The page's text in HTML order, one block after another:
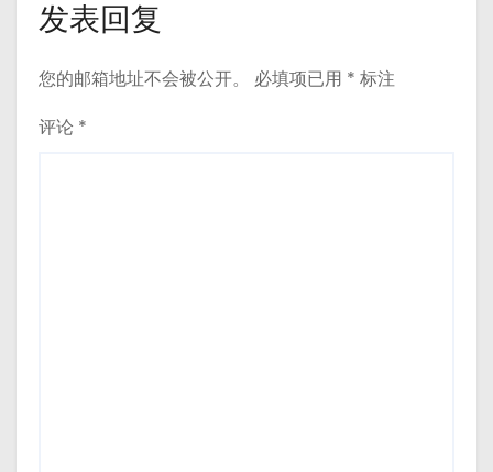
发表回复
您的邮箱地址不会被公开。 必填项已用 * 标注
评论 *